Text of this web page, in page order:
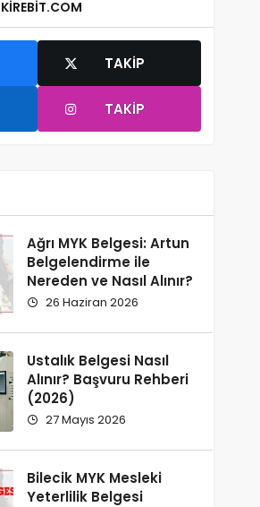
TAKIP
TAKIP
Ağrı MYK Belgesi: Artun
Belgelendirme ile
Nereden ve Nasıl Alınır?
26 Haziran 2026
Ustalık Belgesi Nasıl
Alınır? Başvuru Rehberi
(2026)
27 Mayıs 2026
Bilecik MYK Mesleki
Yeterlilik Belgesi